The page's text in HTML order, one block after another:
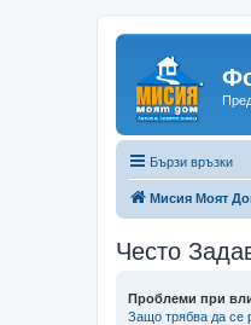
Бързи връзки
Мисия Моят
Често
Проблеми при
Защо трябва да се